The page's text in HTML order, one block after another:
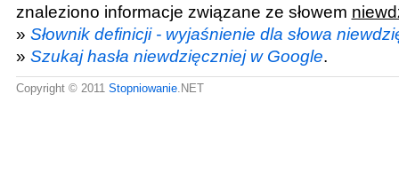
znaleziono informacje związane ze słowem
» Słownik definicji - wyjaśnienie dla słowa
» Szukaj hasła niewdzięczniej w Google.
Copyright © 2011 Stopniowanie.NET